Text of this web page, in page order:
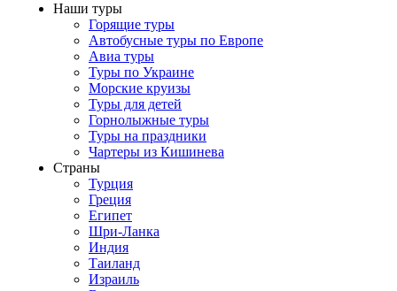
Наши туры
Горящие туры
Автобусные туры по Европе
Авиа туры
Туры по Украине
Морские круизы
Туры для детей
Горнолыжные туры
Туры на праздники
Чартеры из Кишинева
Страны
Турция
Греция
Египет
Шри-Ланка
Индия
Таиланд
Израиль